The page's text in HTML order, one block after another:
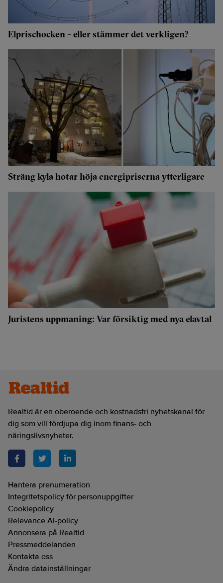
Elprischocken – eller stämmer det verkligen?
Sträng kyla hotar höja energipriserna ytterligare
Juristens uppmaning: Var försiktig med nya elavtal
Realtid är en oberoende och kostnadsfri nyhetskanal för
dig som vill fördjupa dig inom finans- och
näringslivsnyheter.
Hantera prenumeration
Integritetspolicy för personuppgifter
Cookiepolicy
Relevance AI-policy
Annonsera på Realtid
Pressmeddelanden
Kontakta oss
Ändra datainställningar